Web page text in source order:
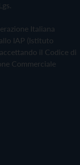
Italiana
IAP (Istituto
il Codice di
Commerciale